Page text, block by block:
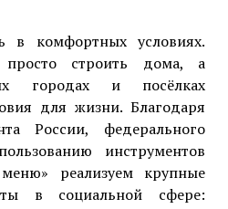
комфортных условиях.
строить дома, а
городах и посёлках
для жизни. Благодаря
России, федерального
инструментов
меню» реализуем крупные
в социальной сфере: